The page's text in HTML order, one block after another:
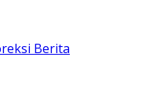
Berita